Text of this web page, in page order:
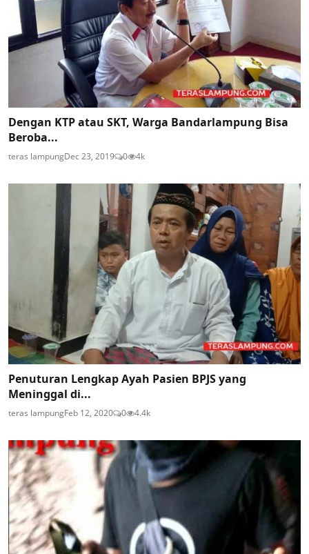
Dengan KTP atau SKT, Warga Bandarlampung Bisa
Beroba...
teras lampungDec 23, 2019 0 4k
Penuturan Lengkap Ayah Pasien BPJS yang
Meninggal di...
teras lampungFeb 12, 2020 0 4.4k